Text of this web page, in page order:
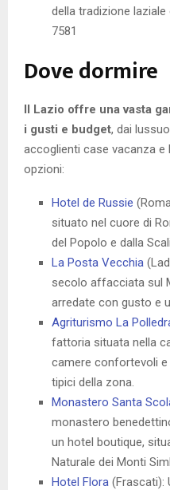
della tradizione laziale
7581
Dove dormire
Il Lazio offre una vasta
i gusti e budget, dai
accoglienti case vacanza e
opzioni:
Hotel de Russie
situato nel cuore di
del Popolo e dalla
La Posta Vecchia
secolo affacciata sul
arredate con gusto e
Agriturismo La
fattoria situata nella
camere confortevoli
tipici della zona.
Monastero Santa
monastero
un hotel boutique,
Naturale dei Monti
Hotel Flora (Frascati):